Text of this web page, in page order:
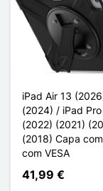
iPad Air 13
(2024) / iPad Pro
(2022) (2021)
(2018) Capa
com VESA
41,99 €